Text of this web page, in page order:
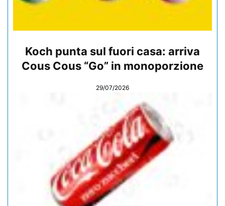
Koch punta sul fuori casa: arriva
Cous Cous “Go” in monoporzione
29/07/2026